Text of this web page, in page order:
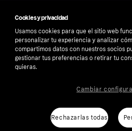
Número de empresa: 556737-0431
Aviso Sobre Cookies
Cookies y privacidad
Usamos cookies para que el sitio web
personalizar tu experiencia y analizar
compartimos datos con nuestros socios
gestionar tus preferencias o retirar tu
quieras.
Rechazarlas todas
Cambiar